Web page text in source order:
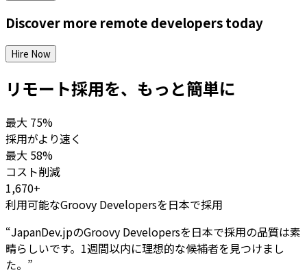
Discover more remote developerstoday
Hire Now
リモート採用を、もっと簡単に
最大 75%
採用がより速く
最大 58%
コスト削減
1,670+
利用可能なGroovy Developersを日本で採用
“JapanDev.jpのGroovy Developersを日本で採用の品質は素
晴らしいです。1週間以内に理想的な候補者を見つけまし
た。 ”